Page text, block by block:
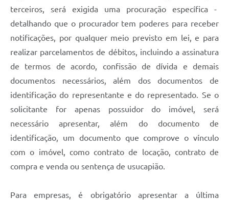
terceiros, será exigida uma procuração específica -
detalhando que o procurador tem poderes para receber
notificações, por qualquer meio previsto em lei, e para
realizar parcelamentos de débitos, incluindo a assinatura
de termos de acordo, confissão de dívida e demais
documentos necessários, além dos documentos de
identificação do representante e do representado. Se o
solicitante for apenas possuidor do imóvel, será
necessário apresentar, além do documento de
identificação, um documento que comprove o vínculo
com o imóvel, como contrato de locação, contrato de
compra e venda ou sentença de usucapião.
Para empresas, é obrigatório apresentar a última